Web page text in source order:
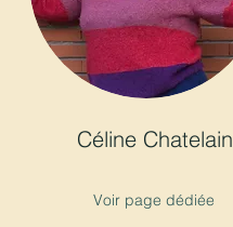
Céline Chatelain
Voir page dédiée